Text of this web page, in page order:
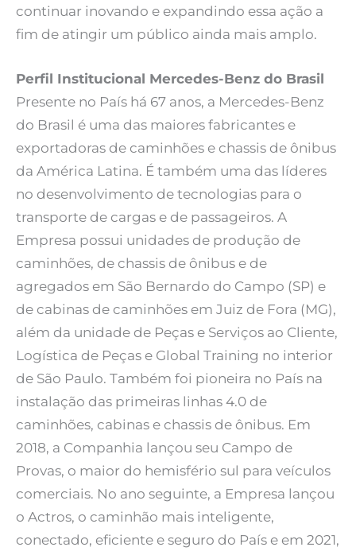
continuar inovando e expandindo essa ação a
fim de atingir um público ainda mais amplo.
Perfil Institucional Mercedes-Benz do Brasil
Presente no País há 67 anos, a Mercedes-Benz
do Brasil é uma das maiores fabricantes e
exportadoras de caminhões e chassis de ônibus
da América Latina. É também uma das líderes
no desenvolvimento de tecnologias para o
transporte de cargas e de passageiros. A
Empresa possui unidades de produção de
caminhões, de chassis de ônibus e de
agregados em São Bernardo do Campo (SP) e
de cabinas de caminhões em Juiz de Fora (MG),
além da unidade de Peças e Serviços ao Cliente,
Logística de Peças e Global Training no interior
de São Paulo. Também foi pioneira no País na
instalação das primeiras linhas 4.0 de
caminhões, cabinas e chassis de ônibus. Em
2018, a Companhia lançou seu Campo de
Provas, o maior do hemisfério sul para veículos
comerciais. No ano seguinte, a Empresa lançou
o Actros, o caminhão mais inteligente,
conectado, eficiente e seguro do País e em 2021,